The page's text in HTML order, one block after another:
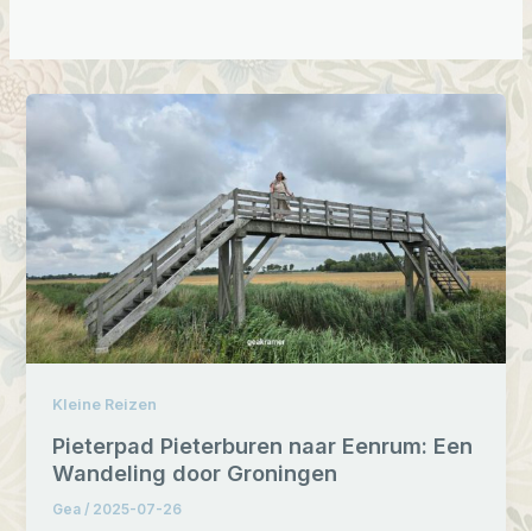
Kleine Reizen
Pieterpad Pieterburen naar Eenrum: Een
Wandeling door Groningen
Gea / 2025-07-26